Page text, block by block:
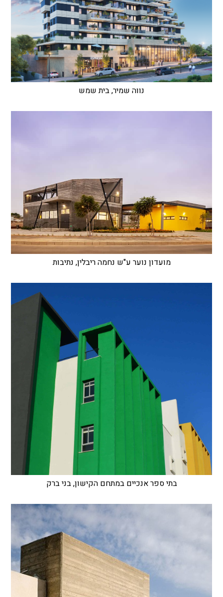
נווה שמיר, בית שמש
מועדון נוער ע"ש נחמה ריבלין, נתיבות
בתי ספר אנכיים במתחם הקישון, בני ברק